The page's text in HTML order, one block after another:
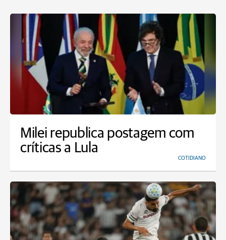
Milei republica postagem com
críticas a Lula
COTIDIANO